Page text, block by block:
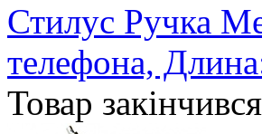
Стилус Ручка
телефона,
Товар закінчився